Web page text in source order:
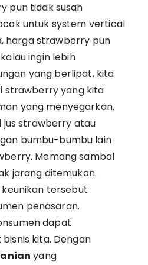
pun tidak susah
untuk system vertical
harga strawberry pun
ingin lebih
yang berlipat, kita
strawberry yang kita
yang menyegarkan.
jus strawberry atau
bumbu-bumbu lain
Memang sambal
jarang ditemukan.
tersebut
penasaran.
dapat
kita. Dengan
yang